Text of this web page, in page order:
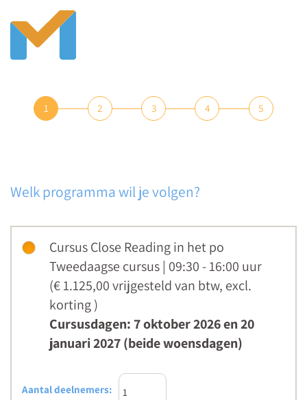
1 2 3 4 5
Welk programma wil je volgen?
Cursus Close Reading in het po
Tweedaagse cursus | 09:30 - 16:00 uur
(€ 1.125,00vrijgesteld van btw, excl.
korting)
Cursusdagen: 7 oktober 2026 en 20
januari 2027 (beide woensdagen)
Aantal deelnemers: